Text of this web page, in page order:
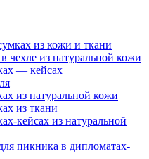
из кожи и ткани
чехле из натуральной кожи
— кейсах
из натуральной кожи
из ткани
кейсах из натуральной
пикника в дипломатах-